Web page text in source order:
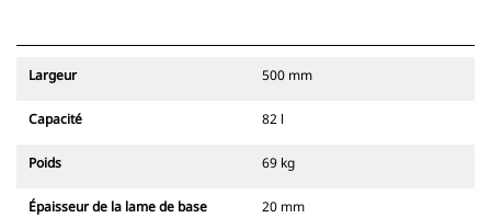
Largeur 500 mm
Capacité 82 l
Poids 69 kg
Épaisseur de la lame de base 20 mm